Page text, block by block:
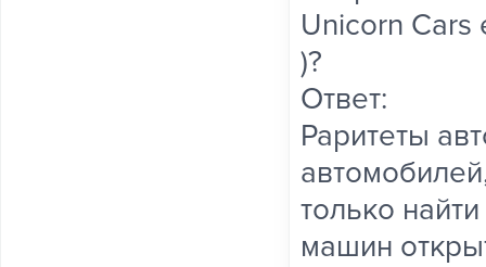
Unicorn Cars
)?
Ответ:
Раритеты
только
машин